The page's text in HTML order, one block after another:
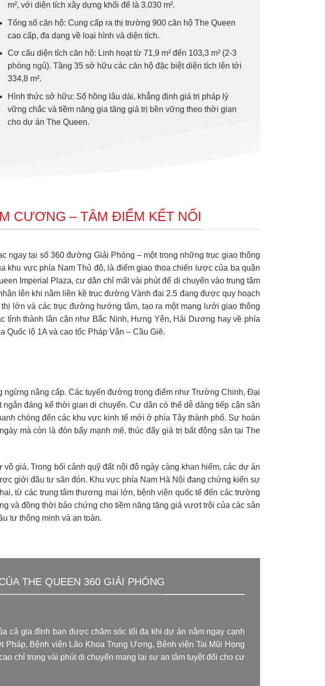
m², với diện tích xây dựng khối đế là 3.030 m².
Tổng số căn hộ: Cung cấp ra thị trường 900 căn hộ The Queen
cao cấp, đa dạng về loại hình và diện tích.
Cơ cấu diện tích căn hộ: Linh hoạt từ 71,9 m² đến 103,3 m² (2-3
phòng ngủ). Tầng 35 sở hữu các căn hộ đặc biệt diện tích lên tới
334,8 m².
Hình thức sở hữu: Sổ hồng lâu dài, khẳng định giá trị pháp lý
vững chắc và tiềm năng gia tăng giá trị bền vững theo thời gian
cho dự án The Queen.
CƯƠNG – TÂM ĐIỂM KẾT NỐI
ngay tại số 360 đường Giải Phóng – một trong những trục giao thông
khu vực phía Nam Thủ đô, là điểm giao thoa chiến lược của ba quận
Imperial Plaza, cư dân chỉ mất vài phút để di chuyển vào trung tâm
lên khi nằm liền kề trục đường Vành đai 2.5 đang được quy hoạch
lớn và các trục đường hướng tâm, tạo ra một mạng lưới giao thông
tỉnh thành lân cận như Bắc Ninh, Hưng Yên, Hải Dương hay về phía
Quốc lộ 1A và cao tốc Pháp Vân – Cầu Giẽ.
nâng cấp. Các tuyến đường trọng điểm như Trường Chinh, Đại
đáng kể thời gian di chuyển. Cư dân có thể dễ dàng tiếp cận sân
chóng đến các khu vực kinh tế mới ở phía Tây thành phố. Sự hoàn
mà còn là đòn bẩy mạnh mẽ, thúc đẩy giá trị bất động sản tại The
giá. Trong bối cảnh quỹ đất nội đô ngày càng khan hiếm, các dự án
giới đầu tư săn đón. Khu vực phía Nam Hà Nội đang chứng kiến sự
từ các trung tâm thương mại lớn, bệnh viện quốc tế đến các trường
và đồng thời bảo chứng cho tiềm năng tăng giá vượt trội của các sản
tư thông minh và an toàn.
THE QUEEN 360 GIẢI PHÓNG
cả gia đình bạn được chăm sóc tối đa khi dự án nằm ngay cạnh
Bệnh viện Lão Khoa Trung Ương, Bệnh viện Tai Mũi Họng
chỉ trong vài phút di chuyển mang lại sự an tâm tuyệt đối cho cư